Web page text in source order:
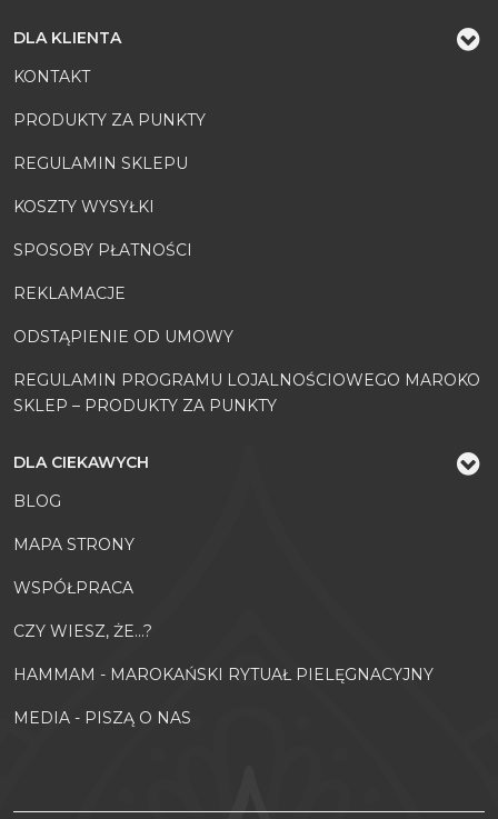
DLA KLIENTA
KONTAKT
PRODUKTY ZA PUNKTY
REGULAMIN SKLEPU
KOSZTY WYSYŁKI
SPOSOBY PŁATNOŚCI
REKLAMACJE
ODSTĄPIENIE OD UMOWY
REGULAMIN PROGRAMU LOJALNOŚCIOWEGO MAROKO
SKLEP – PRODUKTY ZA PUNKTY
DLA CIEKAWYCH
BLOG
MAPA STRONY
WSPÓŁPRACA
CZY WIESZ, ŻE...?
HAMMAM - MAROKAŃSKI RYTUAŁ PIELĘGNACYJNY
MEDIA - PISZĄ O NAS